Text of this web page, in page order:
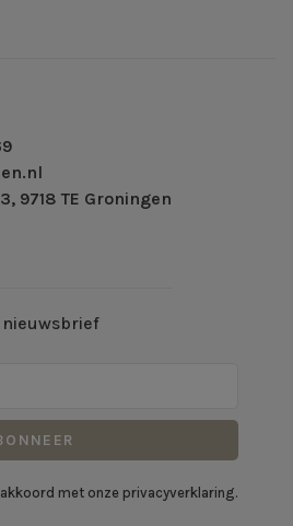
9718 TE Groningen
met onze privacyverklaring.